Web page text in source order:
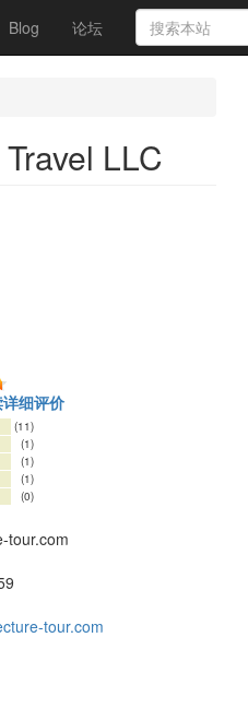
Blog 论坛
LLC
细评价
(11)
(1)
(1)
(1)
(0)
tour.com
tour.com